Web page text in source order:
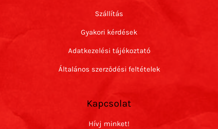
Szállítás
Gyakori kérdések
Adatkezelési tájékoztató
Általános szerződési feltételek
Kapcsolat
Hívj minket!